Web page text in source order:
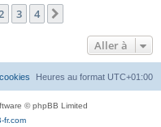
2 3 4
Aller à
Heures au format UTC+01:00
© phpBB Limited
fr.com